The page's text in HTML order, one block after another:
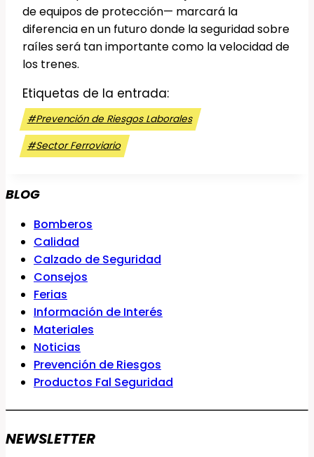
de equipos de protección— marcará la
diferencia en un futuro donde la seguridad sobre
raíles será tan importante como la velocidad de
los trenes.
Etiquetas de la entrada:
#Prevención de Riesgos Laborales
#Sector Ferroviario
BLOG
Bomberos
Calidad
Calzado de Seguridad
Consejos
Ferias
Información de Interés
Materiales
Noticias
Prevención de Riesgos
Productos Fal Seguridad
NEWSLETTER